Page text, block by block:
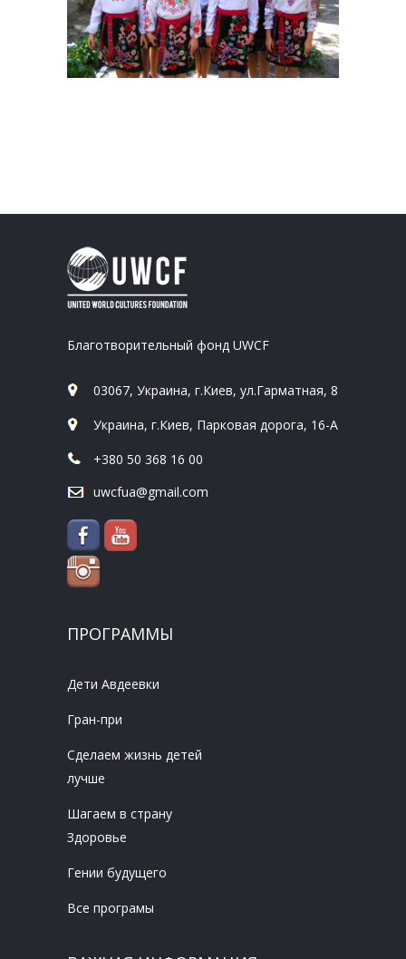
Благотворительный фонд UWCF
03067, Украина, г.Киев, ул.Гарматная, 8
Украина, г.Киев, Парковая дорога, 16-А
+380 50 368 16 00
uwcfua@gmail.com
ПРОГРАММЫ
Дети Авдеевки
Гран-при
Сделаем жизнь детей
лучше
Шагаем в страну
Здоровье
Гении будущего
Все програмы